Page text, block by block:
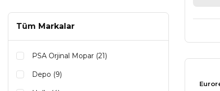
Tüm Markalar
PSA Orjinal Mopar (21)
Depo (9)